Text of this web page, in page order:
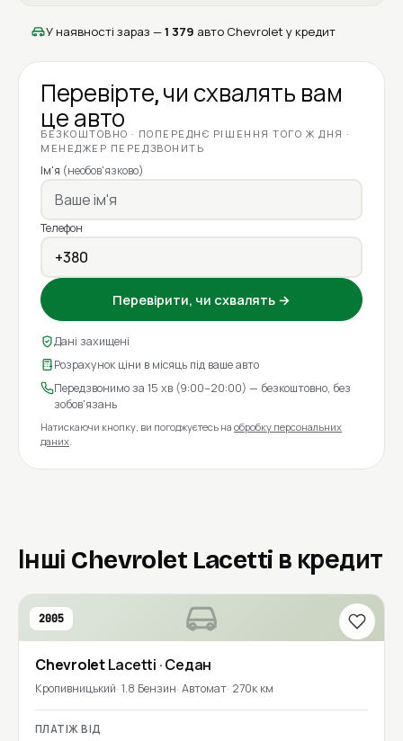
У наявності зараз —1 379 авто Chevrolet у кредит
Перевірте, чи схвалять вам
це авто
БЕЗКОШТОВНО · ПОПЕРЕДНЄ РІШЕННЯ ТОГО Ж ДНЯ ·
МЕНЕДЖЕР ПЕРЕДЗВОНИТЬ
Ім'я (необов'язково)
Телефон
Перевірити, чи схвалять →
Дані захищені
Розрахунок ціни в місяць під ваше авто
Передзвонимо за 15 хв (9:00–20:00) — безкоштовно, без
зобов'язань
Натискаючи кнопку, ви погоджуєтесь на обробку персональних
даних.
Інші Chevrolet Lacetti в кредит
2005
ChevroletLacetti · Седан
Кропивницький 1.8 Бензин Автомат 270к км
ПЛАТІЖ ВІД